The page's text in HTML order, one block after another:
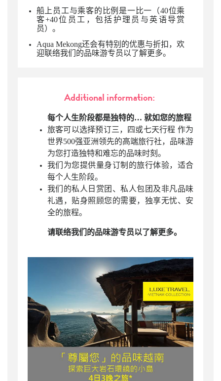
船上员工与乘客的比例是一比一（40位乘
客+40位员工，包括护理员与英语导赏
员）。
Aqua Mekong还会有特别的优惠与折扣，欢
迎联络我们的品味游专员以了解更多。
Additional information:
每个人生阶段都是独特的… 就如您的旅程
旅客可以选择预订三，四或七天行程 作为
世界500强亚洲领先的高端旅行社，品味游
为您打造独特和难忘的品味时刻。
我们为您提供量身订制的旅行体验，适合
每个人生阶段。
我们的私人日赏团、私人包团及非凡品味
礼遇，贴身照顾您的需要，独享无忧、安
全的旅程。
请联络我们的品味游专员以了解更多。